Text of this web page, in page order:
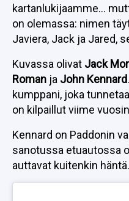
kartanlukijaamme…
on olemassa: nimen
Javiera, Jack ja Jared,
Kuvassa olivat Jack
Roman ja John Kennard
kumppani, joka
on kilpaillut viime
Kennard on Paddonin
sanotussa etuautossa
auttavat kuitenkin häntä.